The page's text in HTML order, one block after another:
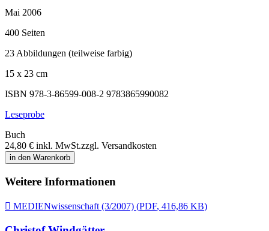
Mai 2006
400 Seiten
23 Abbildungen (teilweise farbig)
15 x 23 cm
ISBN 978-3-86599-008-2 9783865990082
Leseprobe
Buch
24,80 € inkl. MwSt.zzgl. Versandkosten
in den Warenkorb
Weitere Informationen
 MEDIENwissenschaft (3/2007) (PDF, 416,86 KB)